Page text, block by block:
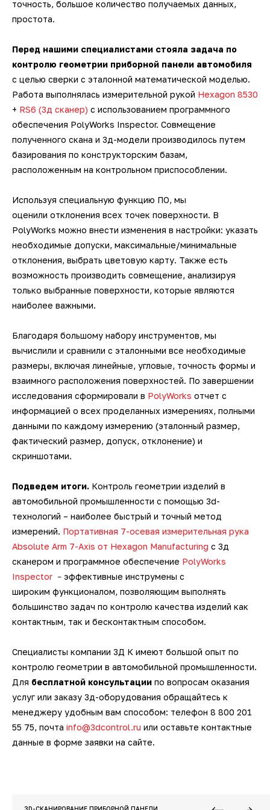
точность, большое количество получаемых данных,
простота.
Перед нашими специалистами стояла задача по
контролю геометрии приборной панели автомобиля
с целью сверки с эталонной математической моделью.
Работа выполнялась измерительной рукой Hexagon 8530
+ RS6 (3д сканер) с использованием программного
обеспечения PolyWorks Inspector. Совмещение
полученного скана и 3д-модели производилось путем
базирования по конструкторским базам,
расположенным на контрольном приспособлении.
Используя специальную функцию ПО, мы
оценили отклонения всех точек поверхности. В
PolyWorks можно внести изменения в настройки: указать
необходимые допуски, максимальные/минимальные
отклонения, выбрать цветовую карту. Также есть
возможность производить совмещение, анализируя
только выбранные поверхности, которые являются
наиболее важными.
Благодаря большому набору инструментов, мы
вычислили и сравнили с эталонными все необходимые
размеры, включая линейные, угловые, точность формы и
взаимного расположения поверхностей. По завершении
исследования сформировали в PolyWorks отчет с
информацией о всех проделанных измерениях, полными
данными по каждому измерению (эталонный размер,
фактический размер, допуск, отклонение) и
скриншотами.
Подведем итоги. Контроль геометрии изделий в
автомобильной промышленности с помощью 3d-
технологий – наиболее быстрый и точный метод
измерений. Портативная 7-осевая измерительная рука
Absolute Arm 7-Axis от Hexagon Manufacturing с 3д
сканером и программное обеспечение PolyWorks
Inspector – эффективные инструмены с
широким функционалом, позволяющим выполнять
большинство задач по контролю качества изделий как
контактным, так и бесконтактным способом.
Специалисты компании 3Д К имеют большой опыт по
контролю геометрии в автомобильной промышленности.
Для бесплатной консультации по вопросам оказания
услуг или заказу 3д-оборудования обращайтесь к
менеджеру удобным вам способом: телефон 8 800 201
55 75, почта info@3dcontrol.ru или оставьте контактные
данные в форме заявки на сайте.
датчики
Лазерные 2D проекторы
Программное обеспечение
Длиномеры
Системы фотограмметрии
Оптические измерительные
машины
Приборы для измерения профиля и
формы
Аксессуары для
метрологического оборудования
3D-сканеры для трекеров
Беспроводные контактные щупы
Аксессуары и оснастка для
трекеров
3D-сканеры для измерительных
рук
Аксессуары и оснастка для рук
Ручные 3D-сканеры ScanTech
Ручные 3D-сканеры Creaform
Ручные 3D-сканеры Scanform
Ручные 3D-сканеры AM.TECH
Ручные 3D-сканеры ZG
Наземные 3D-сканеры Leica
Наземные 3D-сканеры АТЛАС
Наземные 3D-сканеры FARO
3D-сканеры для трекеров
3D-сканеры для измерительных
Мультисенсорные измерительные
Фотограмметрические
измерительные системы V-STARS
Промышленные роботы KUKA
Автоматизированные станции
Hexagon
Автоматизированные станции
SCANOLOGY и ScanTech
Индивидуальные разработки по
автоматизации
Автоматизация
производственных процессов
кг
Транспортные платформы KUKA
Мобильные роботы KUKA
3D-принтеры для печати гипсом
3D-принтеры для печати
полиамидами
3D-принтеры для печати
биоматериалами
Kinematics
ПО BendingStudio
ПО Metrolog Metrologic Group
ПО PC-DMIS
ПО QUINDOS
ПО TezetCAD 3D Rohrsoftware
ПО Autodesk PowerINSPECT
ПО Inspire
ПО ESI Additive Manufacturing
ПО Volume Graphics
ПО TubeShaper
ПО GOM